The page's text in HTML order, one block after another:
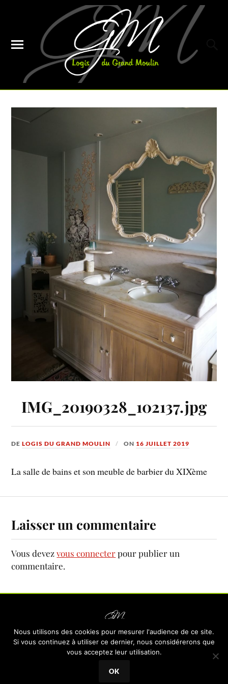
IMG_20190328_102137.jpg
DELOGIS DU GRAND MOULIN ON 16 JUILLET 2019
La salle de bains et son meuble de barbier du XIXème
Laisser un commentaire
Vous devezvous connecterpour publier un
commentaire.
LOGIS DU GRAND MOULIN - LIEU-DIT «LE GRAND MOULIN»
- 85590 LES EPESSES
MENTIONS LÉGALES
Nous utilisons des cookies pour mesurer l'audience de ce site.
Si vous continuez à utiliser ce dernier, nous considérerons que
vous acceptez leur utilisation.
OK